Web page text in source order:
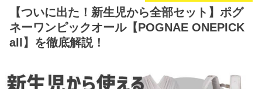
【ついに出た！新生児から全部セット】ポグ
ネーワンピックオール【POGNAE ONEPICK
all】を徹底解説！